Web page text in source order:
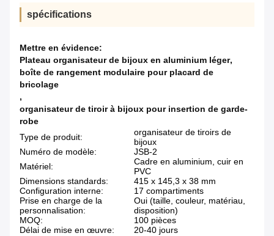
spécifications
Mettre en évidence:
Plateau organisateur de bijoux en aluminium léger,
boîte de rangement modulaire pour placard de
bricolage
,
organisateur de tiroir à bijoux pour insertion de garde-
robe
Type de produit:
organisateur de tiroirs de
bijoux
Numéro de modèle:
JSB-2
Matériel:
Cadre en aluminium, cuir en
PVC
Dimensions standards:
415 x 145,3 x 38 mm
Configuration interne:
17 compartiments
Prise en charge de la
personnalisation:
Oui (taille, couleur, matériau,
disposition)
MOQ:
100 pièces
Délai de mise en œuvre:
20-40 jours